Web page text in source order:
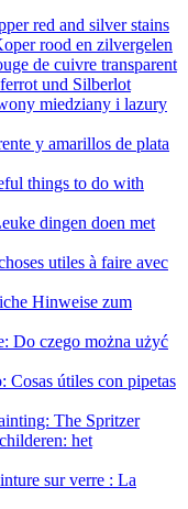
red and silver stains
rood en zilvergelen
de cuivre transparent
und Silberlot
miedziany i lazury
y amarillos de plata
things to do with
dingen doen met
utiles à faire avec
Hinweise zum
Do czego można użyć
Cosas útiles con pipetas
The Spritzer
het
sur verre : La